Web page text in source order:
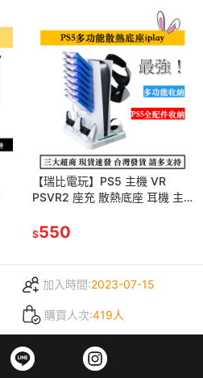
【瑞比電玩】PS5 主機 VR
PSVR2 座充 散熱底座 耳機 主
架 充電
$550
加入時間:2023-07-15
購買人次:419人